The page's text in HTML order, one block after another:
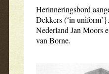
Herinneringsbord
Dekkers (‘in
Nederland Jan Moors
van Borne.